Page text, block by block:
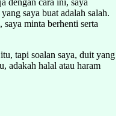
saya buat adalah salah.
minta berhenti serta
tapi soalan saya, duit yang
adakah halal atau haram